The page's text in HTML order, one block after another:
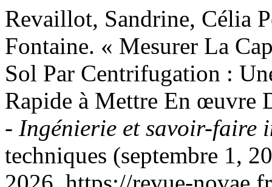
Revaillot, Sandrine, Célia
Fontaine. « Mesurer La
Sol Par Centrifugation :
Rapide à Mettre En œuvre
- Ingénierie et savoir-faire
techniques (septembre 1,